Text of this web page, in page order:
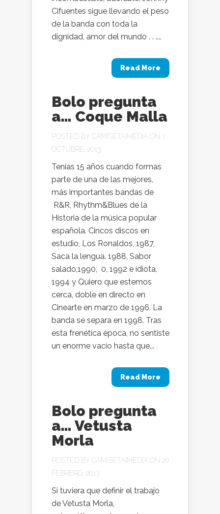
Cifuentes sigue llevando el peso
de la banda con toda la
dignidad, amor del mundo . . ....
Read More
Bolo pregunta
a… Coque Malla
POSTED BY CAMISETAIMEDIA ON 7
OCTUBRE, 2013
Tenías 15 años cuando formas
parte de una de las mejores,
más importantes bandas de
R&R, Rhythm&Blues de la
Historia de la música popular
española. Cincos discos en
estudio, Los Ronaldos, 1987,
Saca la lengua. 1988, Sabor
salado,1990, 0, 1992 e idiota,
1994 y Quiero que estemos
cerca, doble en directo en
Cinearte en marzo de 1996. La
banda se separa en 1998. Tras
esta frenética época, no sentiste
un enorme vacío hasta que...
Read More
Bolo pregunta
a… Vetusta
Morla
POSTED BY CAMISETAIMEDIA ON 20
FEBRERO, 2013
Si tuviera que definir el trabajo
de Vetusta Morla,